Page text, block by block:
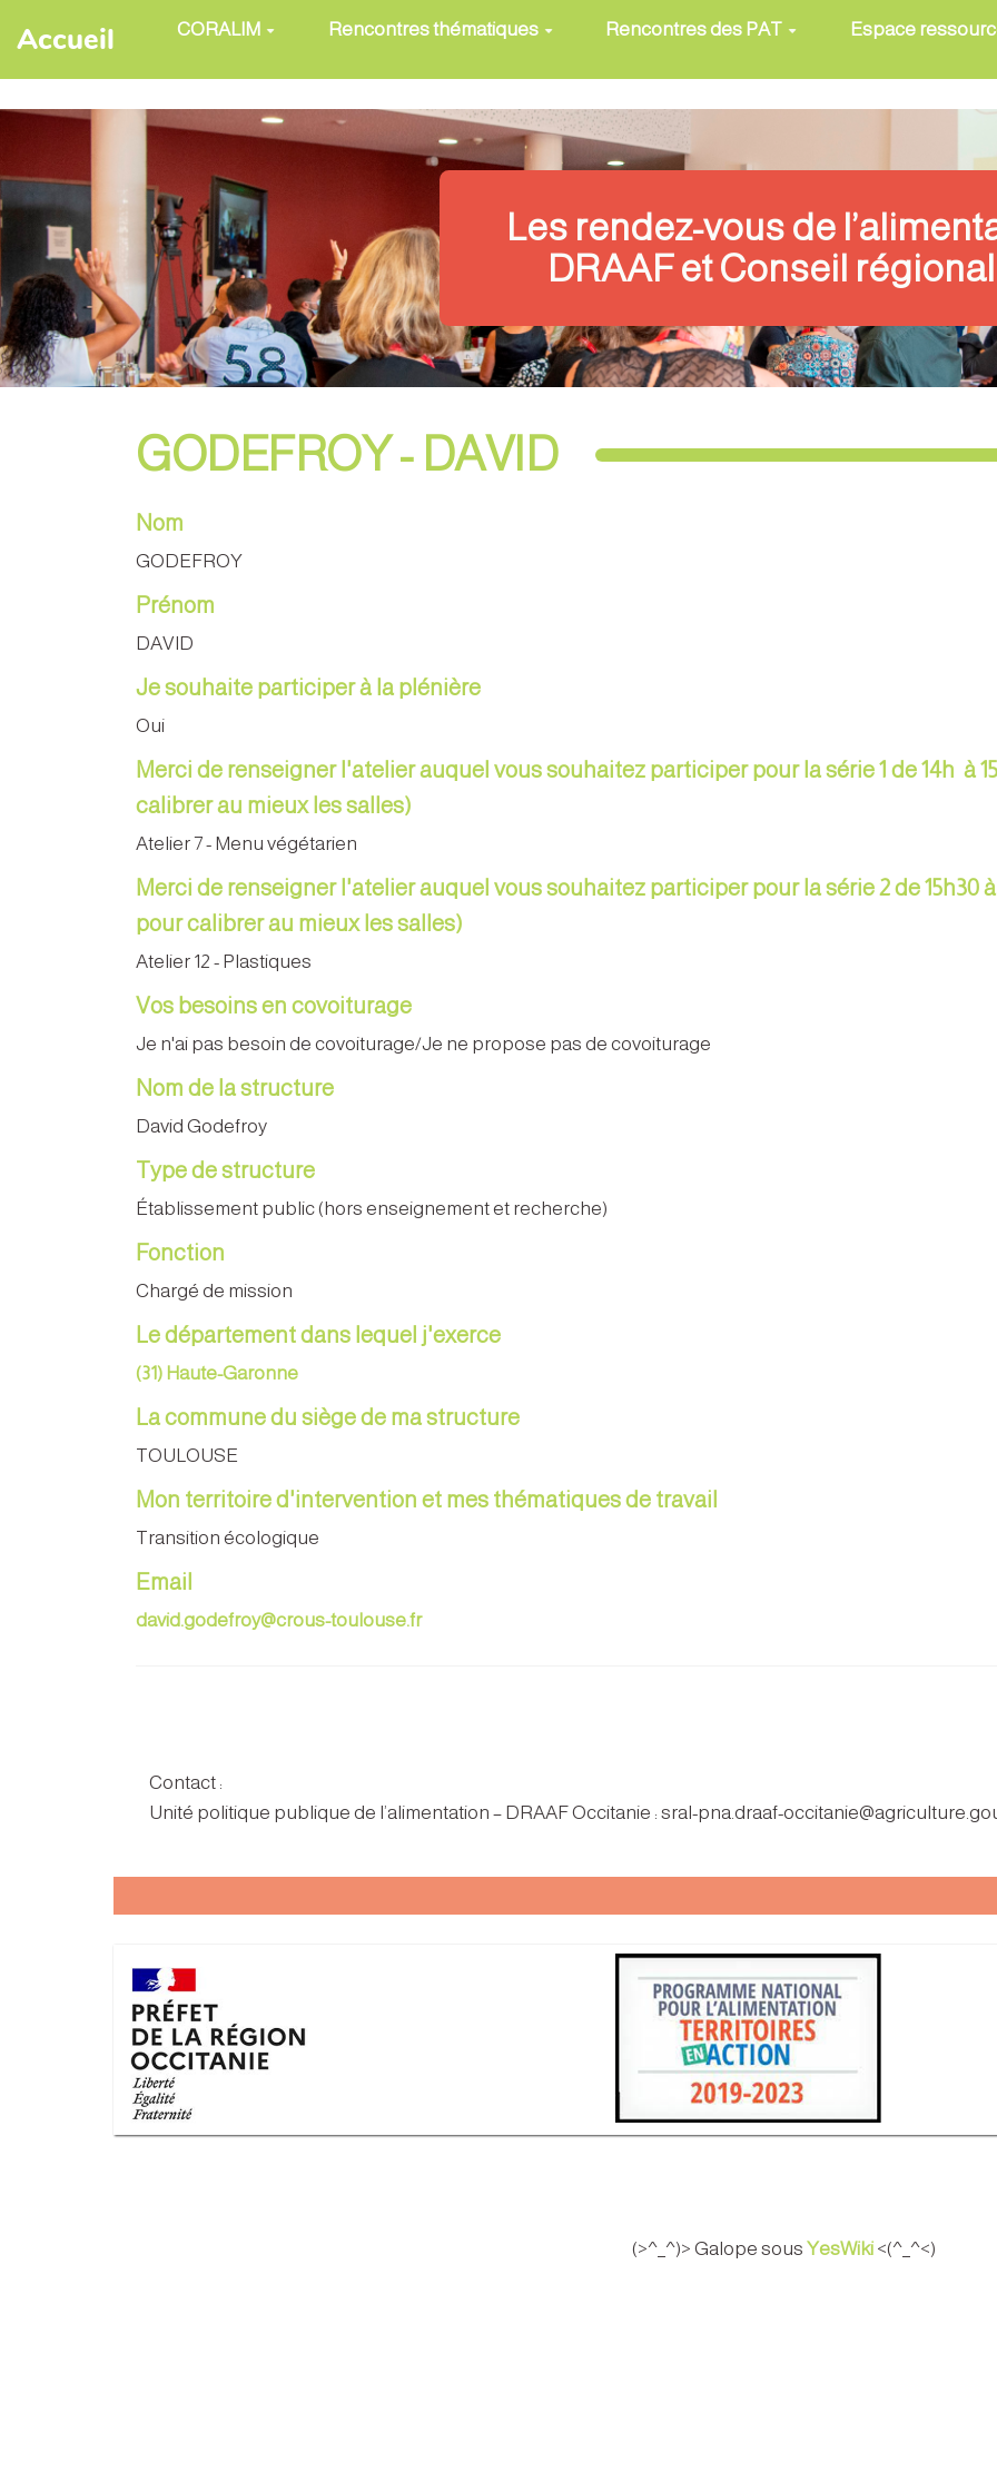
Aller au contenu principal
Accueil CORALIM Rencontres thématiques Rencontres des PAT Espace
Les rendez-vous de
DRAAF et Conseil
GODEFROY - DAVID
Nom
GODEFROY
Prénom
DAVID
Je souhaite participer à la plénière
Oui
Merci de renseigner l'atelier auquel vous souhaitez participer pour la série 1 de 14h à
calibrer au mieux les salles)
Atelier 7 - Menu végétarien
Merci de renseigner l'atelier auquel vous souhaitez participer pour la série 2 de 15h30
pour calibrer au mieux les salles)
Atelier 12 - Plastiques
Vos besoins en covoiturage
Je n'ai pas besoin de covoiturage/Je ne propose pas de covoiturage
Nom de la structure
David Godefroy
Type de structure
Établissement public (hors enseignement et recherche)
Fonction
Chargé de mission
Le département dans lequel j'exerce
(31) Haute-Garonne
La commune du siège de ma structure
TOULOUSE
Mon territoire d'intervention et mes thématiques de travail
Transition écologique
Email
david.godefroy@crous-toulouse.fr
Contact :
Unité politique publique de l’alimentation – DRAAF Occitanie : sral-pna.draaf-
(>^_^)> Galope sous YesWiki<(^_^<)